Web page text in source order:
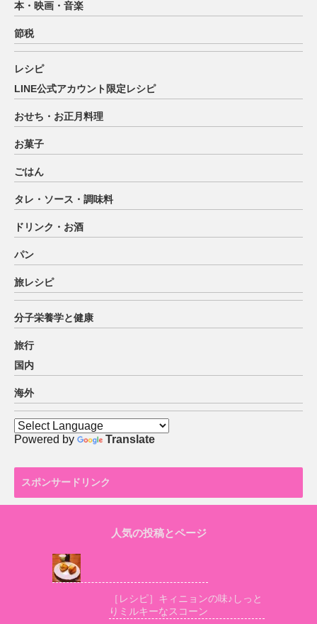
本・映画・音楽
節税
レシピ
LINE公式アカウント限定レシピ
おせち・お正月料理
お菓子
ごはん
タレ・ソース・調味料
ドリンク・お酒
パン
旅レシピ
分子栄養学と健康
旅行
国内
海外
Powered by Translate
スポンサードリンク
人気の投稿とページ
［レシピ］キィニョンの味♪しっと
りミルキーなスコーン